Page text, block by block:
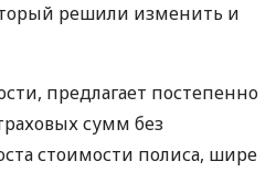
решили изменить и
предлагает постепенно
сумм без
стоимости полиса, шире